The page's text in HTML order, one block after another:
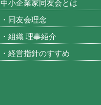
中小企業家同友会とは
・同友会理念
・組織 理事紹介
・経営指針のすすめ